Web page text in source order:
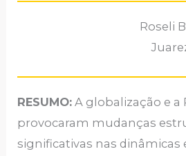
Roseli
RESUMO: A globalização e a
provocaram mudanças
significativas nas dinâmicas